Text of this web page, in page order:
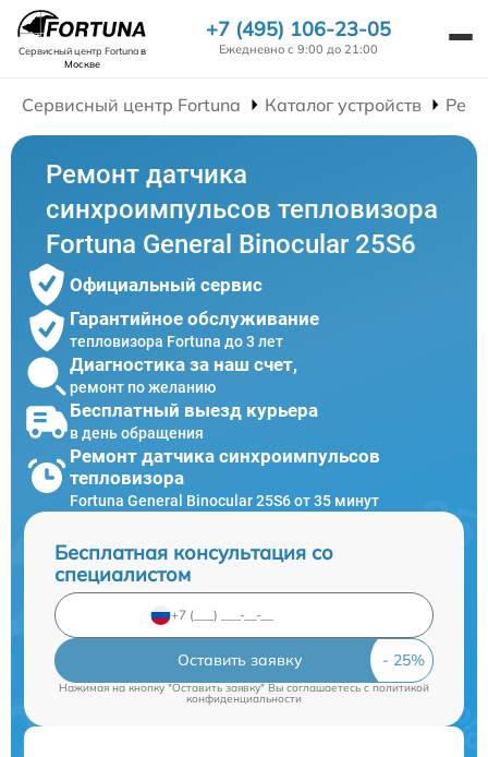
Сервисный центр Fortunaв
Москве
+7 (495) 106-23-05
Ежедневно с 9:00 до 21:00
Сервисный центр Fortuna Каталог устройств
Ремонт датчика
синхроимпульсов тепловизора
Fortuna General Binocular 25S6
Официальный сервис
Гарантийное обслуживание
тепловизора Fortuna до 3 лет
Диагностика за наш счет,
ремонт по желанию
Бесплатный выезд курьера
в день обращения
Ремонт датчика синхроимпульсов
тепловизора
Fortuna General Binocular 25S6 от 35 минут
Бесплатная консультация со
специалистом
Оставить заявку
Нажимая на кнопку "Оставить заявку" Вы соглашаетесь cполитикой
конфиденциальности